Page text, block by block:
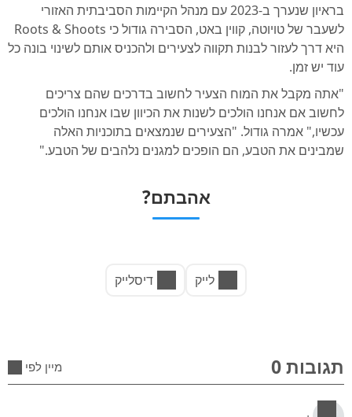
בראיון שנערך ב-2023 עם מנהל הקיימות הסביבתית האזורי
לשעבר של טויוטה, קווין באט, הסבירה גודול כי Roots & Shoots
היא דרך לעזור לבנות תקווה לצעירים ולהכניס אותם לשינוי בונה כל
עוד יש זמן.
"אתה מקבל את המוח הצעיר לחשוב בדרכים שהם צריכים
לחשוב אם אנחנו הולכים לשנות את הכיוון שבו אנחנו הולכים
עכשיו," אמרה גודול. "הצעירים שנמצאים בתוכניות האלה
שמבינים את הטבע, הם הופכים למגנים נלהבים של הטבע."
אהבתם?
לייק דיסלייק
תגובות 0 מיין לפי